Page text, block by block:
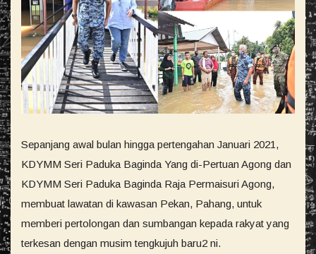
Sepanjang awal bulan hingga pertengahan Januari 2021,
KDYMM Seri Paduka Baginda Yang di-Pertuan Agong dan
KDYMM Seri Paduka Baginda Raja Permaisuri Agong,
membuat lawatan di kawasan Pekan, Pahang, untuk
memberi pertolongan dan sumbangan kepada rakyat yang
terkesan dengan musim tengkujuh baru2 ni.